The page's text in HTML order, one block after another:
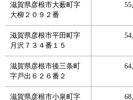
滋賀県彦根市大薮町字
大柳２０９２番
滋賀県彦根市平田町字
月沢７３４番１５
滋賀県彦根市後三条町
字戸出６２６番２
滋賀県彦根市小泉町字